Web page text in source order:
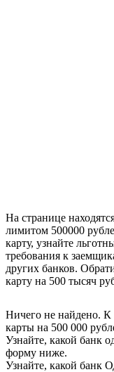
На странице
лимитом 500000
карту, узнайте
требования к
других банков.
карту на 500 тысяч
Ничего не найдено.
карты на 500 000
Узнайте, какой банк
форму ниже.
Узнайте, какой банк